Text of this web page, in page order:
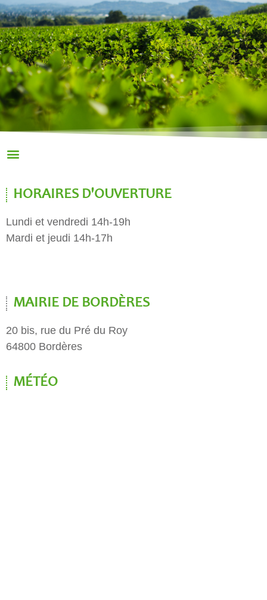
HORAIRES D'OUVERTURE
Lundi et vendredi 14h-19h
Mardi et jeudi 14h-17h
MAIRIE DE BORDÈRES
20 bis, rue du Pré du Roy
64800 Bordères
MÉTÉO